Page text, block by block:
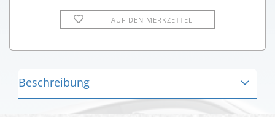
AUF DEN MERKZETTEL
Beschreibung